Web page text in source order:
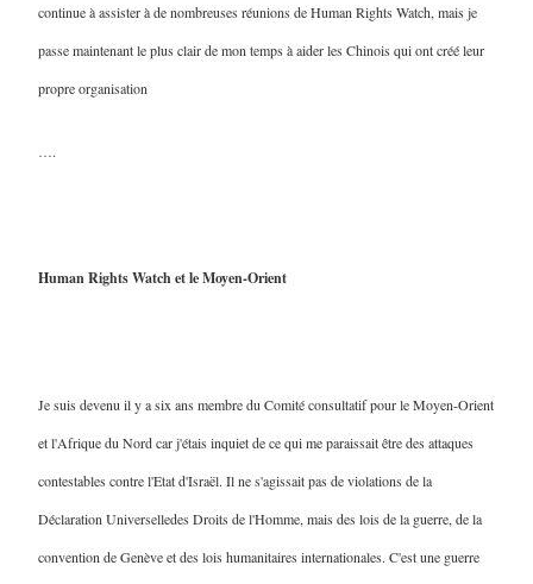
continue à assister à de nombreuses réunions de Human Rights Watch, mais je
passe maintenant le plus clair de mon temps à aider les Chinois qui ont créé leur
propre organisation
….
Human Rights Watch et le Moyen-Orient
Je suis devenu il y a six ans membre du Comité consultatif pour le Moyen-Orient
et l'Afrique du Nord car j'étais inquiet de ce qui me paraissait être des attaques
contestables contre l'Etat d'Israël. Il ne s'agissait pas de violations de la
Déclaration Universelledes Droits de l'Homme, mais des lois de la guerre, de la
convention de Genève et des lois humanitaires internationales. C'est une guerre